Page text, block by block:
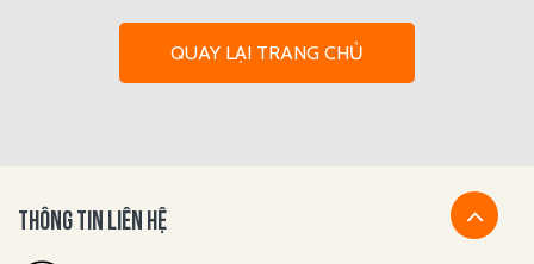
QUAY LẠI TRANG CHỦ
THÔNG TIN LIÊN HỆ